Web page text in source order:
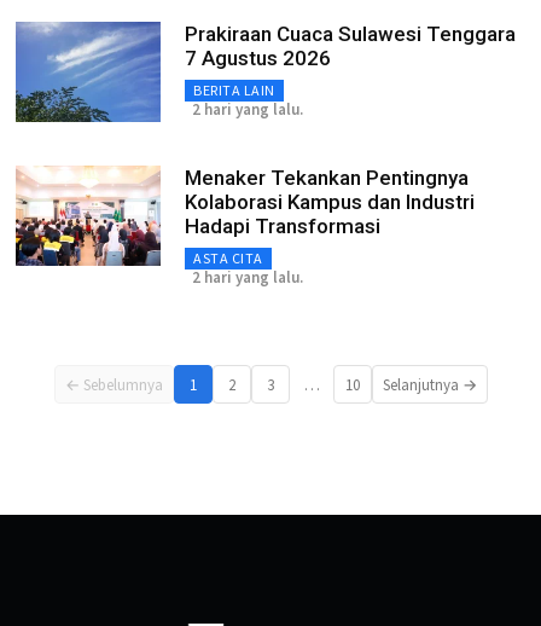
Prakiraan Cuaca Sulawesi Tenggara
7 Agustus 2026
BERITA LAIN
2 hari yang lalu.
Menaker Tekankan Pentingnya
Kolaborasi Kampus dan Industri
Hadapi Transformasi
ASTA CITA
2 hari yang lalu.
← Sebelumnya 1 2 3 … 10 Selanjutnya →